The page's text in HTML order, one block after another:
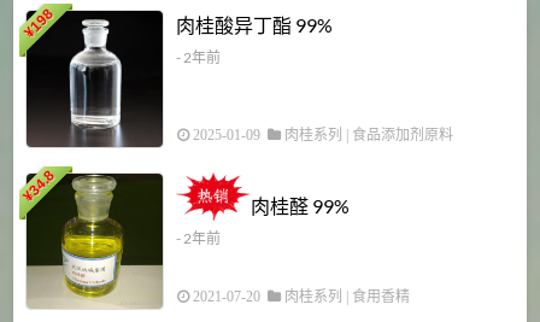
¥
198 肉桂酸异丁酯 99%
- 2年前
2025-01-09 肉桂系列 | 食品添加剂原料
¥
34.8
肉桂醛 99%
- 2年前
2021-07-20 肉桂系列 食用香精